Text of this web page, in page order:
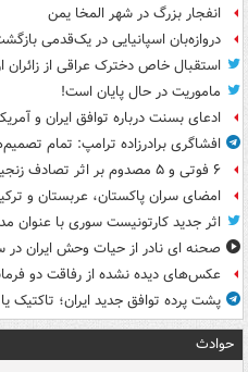
انفجار بزرگ در شهر المخا یمن
دروازه‌بان اسپانیایی در یک‌قدمی
استقبال خاص دخترک عراقی از زائران
ماموریت در حال پایان است!
ادعای بسنت درباره توافق ایران و
افشاگری برادرزاده ترامپ: تمام
۶ فوتی و ۵ مصدوم بر اثر تصادف زنجیره‌ای
امضای سران پاکستان، عربستان و
اثر جدید کارتونیست سوری با عنوان
صحنه ای نادر از حیات وحش ایران در
عکس‌های دیده نشده از رفاقت دو
پشت پرده توافق جدید ایران؛ تاکتیک
حوادث